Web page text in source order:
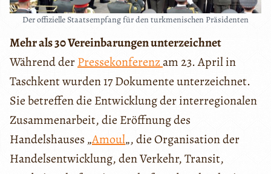
Der offizielle Staatsempfang für den turkmenischen Präsidenten
Mehr als 30 Vereinbarungen unterzeichnet
Während derPressekonferenzam 23. April in
Taschkent wurden 17 Dokumente unterzeichnet.
Sie betreffen die Entwicklung der interregionalen
Zusammenarbeit, die Eröffnung des
Handelshauses „Amoul„, die Organisation der
Handelsentwicklung, den Verkehr, Transit,